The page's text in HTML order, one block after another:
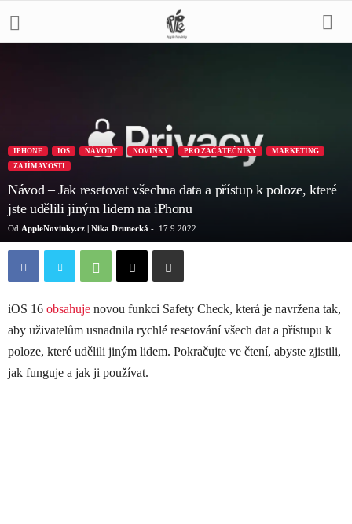
IPHONE IOS NÁVODY NOVINKY PRO ZAČÁTEČNÍKY
MARKETING
ZAJÍMAVOSTI
Návod – Jak resetovat všechna data a přístup k poloze, které
jste udělili jiným lidem na iPhonu
Od AppleNovinky.cz | Nika Drunecká - 17.9.2022
iOS 16 obsahuje novou funkci Safety Check, která je navržena tak,
aby uživatelům usnadnila rychlé resetování všech dat a přístupu k
poloze, které udělili jiným lidem. Pokračujte ve čtení, abyste zjistili,
jak funguje a jak ji používat.